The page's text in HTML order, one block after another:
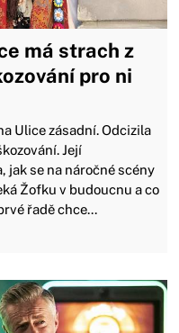
má strach z
pro ni
Ulice zásadní. Odcizila
Její
se na náročné scény
Žofku v budoucnu a co
řadě chce...